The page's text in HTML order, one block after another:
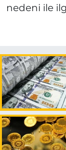
nedeni ile